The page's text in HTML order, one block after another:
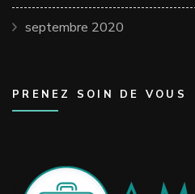
septembre 2020
PRENEZ SOIN DE VOUS